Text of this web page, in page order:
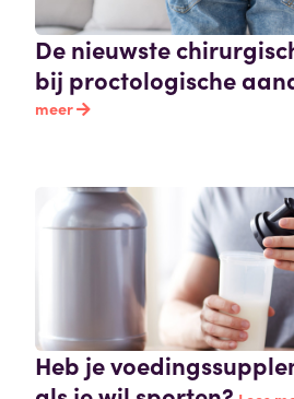
De nieuwste
bij proctologische
meer
Heb je